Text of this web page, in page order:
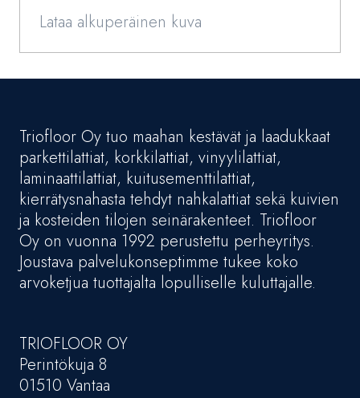
Lataa alkuperäinen kuva
Triofloor Oy tuo maahan kestävät ja laadukkaat
parkettilattiat, korkkilattiat, vinyylilattiat,
laminaattilattiat, kuitusementtilattiat,
kierrätysnahasta tehdyt nahkalattiat sekä kuivien
ja kosteiden tilojen seinärakenteet. Triofloor
Oy on vuonna 1992 perustettu perheyritys.
Joustava palvelukonseptimme tukee koko
arvoketjua tuottajalta lopulliselle kuluttajalle.
TRIOFLOOR OY
Perintökuja 8
01510 Vantaa